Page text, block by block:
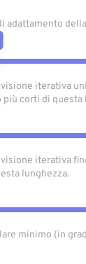
adattamento
iterativa
più corti di questa
iterativa
lunghezza.
minimo (in